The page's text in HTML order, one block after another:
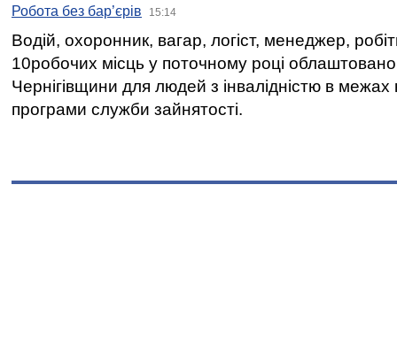
Робота без бар’єрів 15:14
Водій, охоронник, вагар, логіст, менеджер,
10робочих місць у поточному році
Чернігівщини для людей з інвалідністю в межах
програми служби зайнятості.